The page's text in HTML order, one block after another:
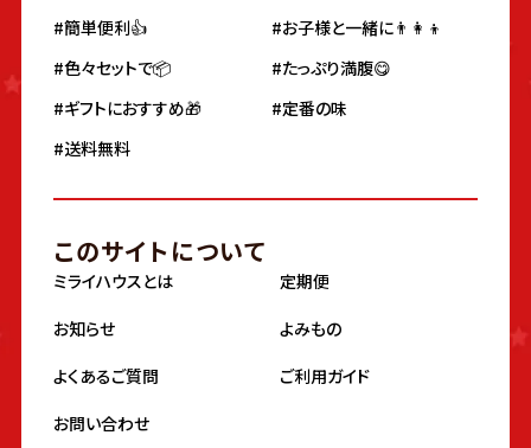
#簡単便利👍
#お子様と一緒に👨‍👩‍👦
#色々セットで📦
#たっぷり満腹😋
#ギフトにおすすめ🎁
#定番の味
#送料無料
このサイトについて
ミライハウスとは
定期便
お知らせ
よみもの
よくあるご質問
ご利用ガイド
お問い合わせ